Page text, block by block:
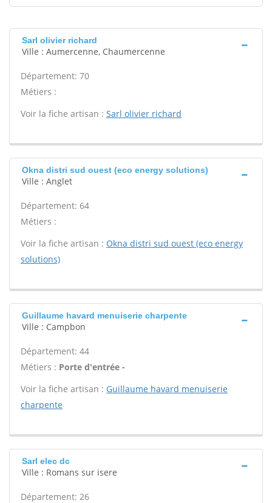
Sarl olivier richard
Ville : Aumercenne, Chaumercenne
Département: 70
Métiers :
Voir la fiche artisan : Sarl olivier richard
Okna distri sud ouest (eco energy solutions)
Ville : Anglet
Département: 64
Métiers :
Voir la fiche artisan : Okna distri sud ouest (eco energy
solutions)
Guillaume havard menuiserie charpente
Ville : Campbon
Département: 44
Métiers : Porte d'entrée -
Voir la fiche artisan : Guillaume havard menuiserie
charpente
Sarl elec dc
Ville : Romans sur isere
Département: 26